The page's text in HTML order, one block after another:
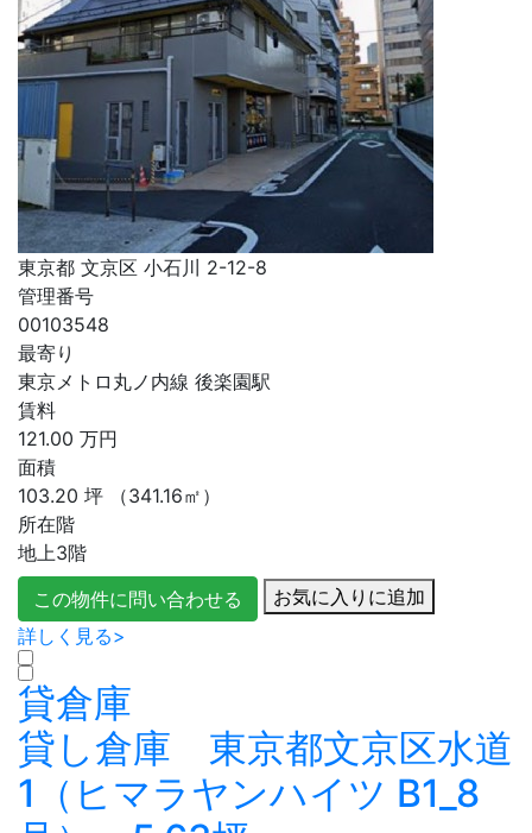
東京都 文京区 小石川 2-12-8
管理番号
00103548
最寄り
東京メトロ丸ノ内線 後楽園駅
賃料
121.00 万円
面積
103.20 坪 （341.16㎡）
所在階
地上3階
この物件に問い合わせる
お気に入りに追加
詳しく見る>
貸倉庫
貸し倉庫 東京都文京区水道
1（ヒマラヤンハイツ B1_8